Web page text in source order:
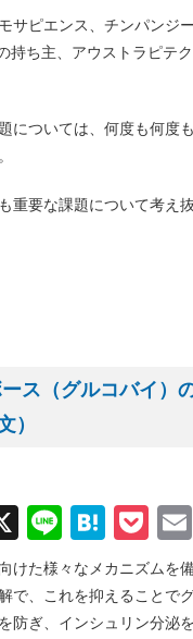
サピエンス、チンパンジ
持ち主、アウストラピテ
については、何度も何度
重要な課題について考え
ス（グルコバイ）
）
X Line
けた様々なメカニズムを
で、これを抑えることで
防ぎ、インシュリン分泌